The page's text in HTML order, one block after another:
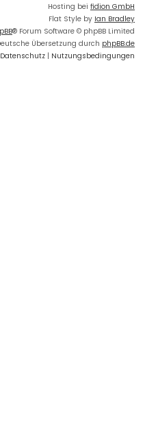
Hosting bei fidion GmbH
Flat Style by Ian Bradley
® Forum Software © phpBB Limited
Übersetzung durch phpBB.de
Datenschutz | Nutzungsbedingungen